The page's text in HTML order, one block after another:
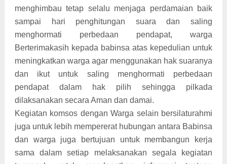
menghimbau tetap selalu menjaga perdamaian baik
sampai hari penghitungan suara dan saling
menghormati perbedaan pendapat, warga
Berterimakasih kepada babinsa atas kepedulian untuk
meningkatkan warga agar menggunakan hak suaranya
dan ikut untuk saling menghormati perbedaan
pendapat dalam hak pilih sehingga pilkada
dilaksanakan secara Aman dan damai.
Kegiatan komsos dengan Warga selain bersilaturahmi
juga untuk lebih mempererat hubungan antara Babinsa
dan warga juga bertujuan untuk membangun kerja
sama dalam setiap melaksanakan segala kegiatan